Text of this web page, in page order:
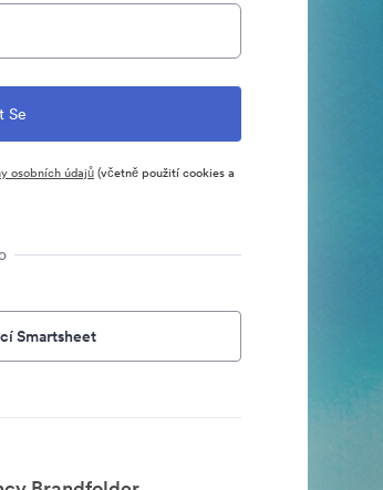
osobních údajů(včetně použití cookies a
Smartsheet